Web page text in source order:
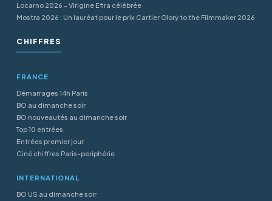
Locarno 2026 - Virigine Efira célébrée
Mostra 2026 : Un lauréat pour le prix Cartier Glory to the Filmmaker 2026
CHIFFRES
FRANCE
Démarrages 14h Paris
BO au dimanche soir
BO nouveautés au dimanche soir
Top 10 entrées
Entrées premier jour
Ciné chiffres Paris-periphérie
INTERNATIONAL
BO US au dimanche soir